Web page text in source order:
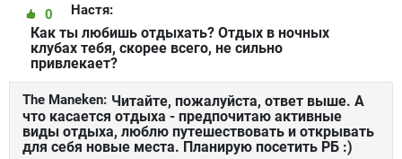
Настя:
0
Как ты любишь отдыхать? Отдых в ночных
клубах тебя, скорее всего, не сильно
привлекает?
The Maneken: Читайте, пожалуйста, ответ выше. А
что касается отдыха - предпочитаю активные
виды отдыха, люблю путешествовать и открывать
для себя новые места. Планирую посетить РБ :)